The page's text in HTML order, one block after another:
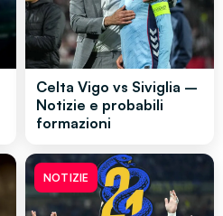
Celta Vigo vs Siviglia –
Notizie e probabili
formazioni
NOTIZIE